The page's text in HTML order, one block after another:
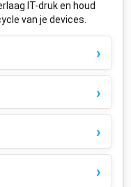
IT-druk en houd
van je devices.